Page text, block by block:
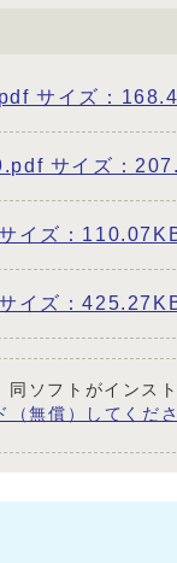
サイズ：
サイズ：
イズ：110.07KB
イズ：425.27KB
ソフトがインスト
無償）してくださ